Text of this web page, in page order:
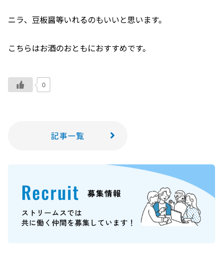
ニラ、豆板醤等いれるのもいいと思います。
こちらはお酒のおともにおすすめです。
0
記事一覧